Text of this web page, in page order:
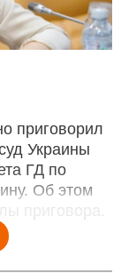
приговорил
Украины
ГД по
Об этом
приговора.